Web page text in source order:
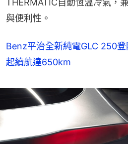
THERMATIC自動恆溫冷氣，
與便利性。
Benz平治全新純電GLC 250
起續航達650km